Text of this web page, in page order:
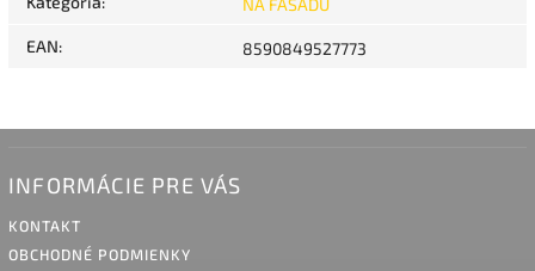
NA FASÁDU
EAN: 8590849527773
INFORMÁCIE PRE VÁS
KONTAKT
OBCHODNÉ PODMIENKY